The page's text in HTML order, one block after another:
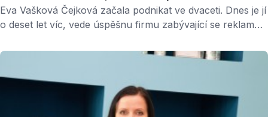
Eva Vašková Čejková začala podnikat ve dvaceti. Dnes je jí
o deset let víc, vede úspěšnu firmu zabývající se reklamní
porodila syna a ještě na mateřské přišla s projektem, který
Jestli Eva něco nemá ráda, pak stagnaci. Proto přišel …